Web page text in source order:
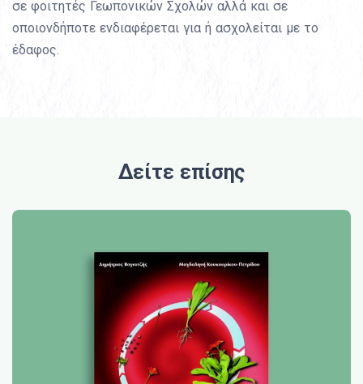
σε φοιτητές Γεωπονικών Σχολών αλλά και σε
οποιονδήποτε ενδιαφέρεται για ή ασχολείται με το
έδαφος.
Δείτε επίσης